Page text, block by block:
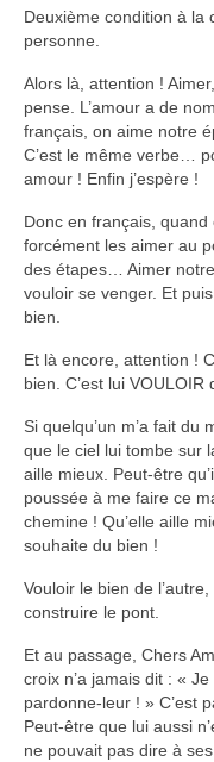
Deuxième condition à la
personne.
Alors là, attention !
pense. L’amour a de
français, on aime notre
C’est le même verbe…
amour ! Enfin j’espère !
Donc en français, quand
forcément les aimer au
des étapes… Aimer
vouloir se venger. Et
bien.
Et là encore, attention !
bien. C’est lui VOULOIR
Si quelqu’un m’a fait
que le ciel lui tombe sur
aille mieux. Peut-être
poussée à me faire ce
chemine ! Qu’elle aille
souhaite du bien !
Vouloir le bien de
construire le pont.
Et au passage, Chers
croix n’a jamais dit : «
pardonne-leur ! » C’est
Peut-être que lui aussi
ne pouvait pas dire à